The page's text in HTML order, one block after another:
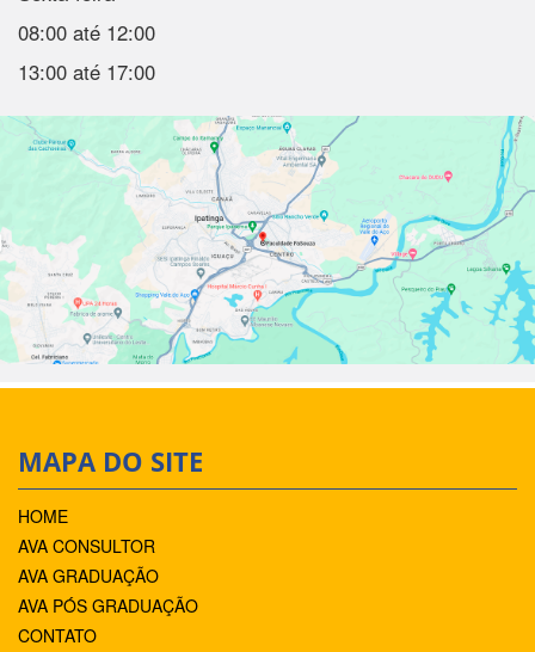
08:00 até 12:00
13:00 até 17:00
MAPA DO SITE
HOME
AVA CONSULTOR
AVA GRADUAÇÃO
AVA PÓS GRADUAÇÃO
CONTATO